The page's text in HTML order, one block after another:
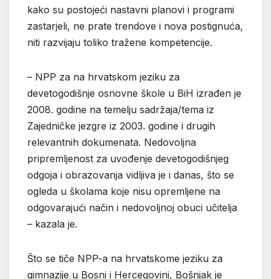
kako su postojeći nastavni planovi i programi
zastarjeli, ne prate trendove i nova postignuća,
niti razvijaju toliko tražene kompetencije.
– NPP za na hrvatskom jeziku za
devetogodišnje osnovne škole u BiH izrađen je
2008. godine na temelju sadržaja/tema iz
Zajedničke jezgre iz 2003. godine i drugih
relevantnih dokumenata. Nedovoljna
pripremljenost za uvođenje devetogodišnjeg
odgoja i obrazovanja vidljiva je i danas, što se
ogleda u školama koje nisu opremljene na
odgovarajući način i nedovoljnoj obuci učitelja
– kazala je.
Što se tiče NPP-a na hrvatskome jeziku za
gimnazije u Bosni i Hercegovini, Bošnjak je